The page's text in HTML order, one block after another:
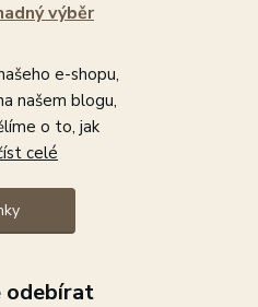
výběr
e-shopu,
našem blogu,
o to, jak
celé
odebírat